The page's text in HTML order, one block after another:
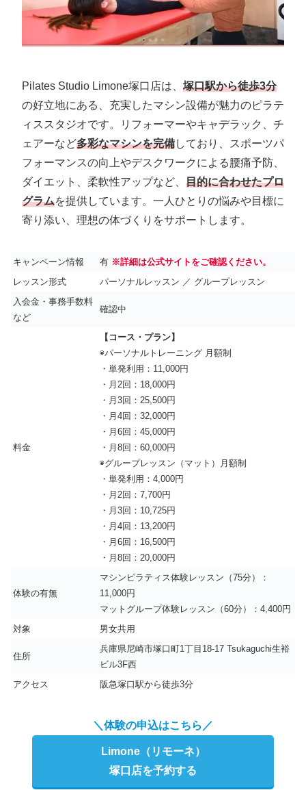
Pilates Studio Limone塚口店は、 塚口駅から徒歩3分
の好立地にある、充実したマシン設備が魅力のピラテ
ィススタジオです。リフォーマーやキャデラック、チ
ェアーなど多彩なマシンを完備しており、スポーツパ
フォーマンスの向上やデスクワークによる腰痛予防、
ダイエット、柔軟性アップなど、 目的に合わせたプロ
グラムを提供しています。一人ひとりの悩みや目標に
寄り添い、理想の体づくりをサポートします。
キャンペーン情報 有 ※詳細は公式サイトをご確認ください。
レッスン形式
パーソナルレッスン ／ グループレッスン
入会金・事務手数料
など
確認中
料金
【コース・プラン】
◉パーソナルトレーニング 月額制
・単発利用：11,000円
・月2回：18,000円
・月3回：25,500円
・月4回：32,000円
・月6回：45,000円
・月8回：60,000円
◉グループレッスン（マット）月額制
・単発利用：4,000円
・月2回：7,700円
・月3回：10,725円
・月4回：13,200円
・月6回：16,500円
・月8回：20,000円
体験の有無
マシンピラティス体験レッスン（75分）：
11,000円
マットグループ体験レッスン（60分）：4,400円
対象
男女共用
住所
兵庫県尼崎市塚口町1丁目18-17 Tsukaguchi生裕
ビル3F西
アクセス
阪急塚口駅から徒歩3分
＼体験の申込はこちら／
Limone（リモーネ）
塚口店を予約する